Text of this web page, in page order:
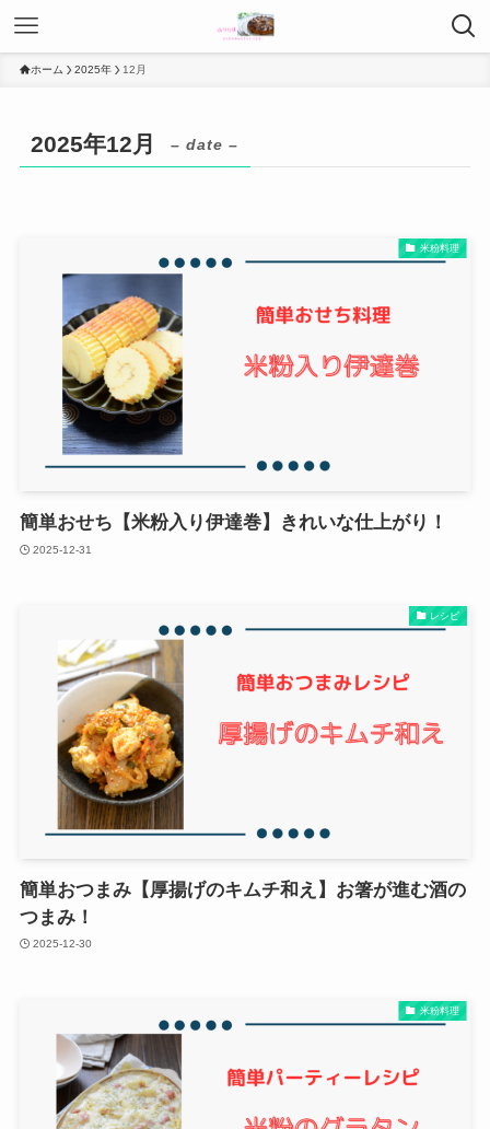
ホーム 2025年 12月
2025年12月 – date –
米粉料理
簡単おせち【米粉入り伊達巻】きれいな仕上がり！
2025-12-31
レシピ
簡単おつまみ【厚揚げのキムチ和え】お箸が進む酒の
つまみ！
2025-12-30
米粉料理